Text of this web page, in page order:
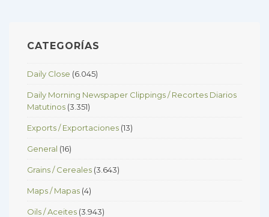
CATEGORÍAS
Daily Close (6.045)
Daily Morning Newspaper Clippings / Recortes Diarios
Matutinos (3.351)
Exports / Exportaciones (13)
General (16)
Grains / Cereales (3.643)
Maps / Mapas (4)
Oils / Aceites (3.943)